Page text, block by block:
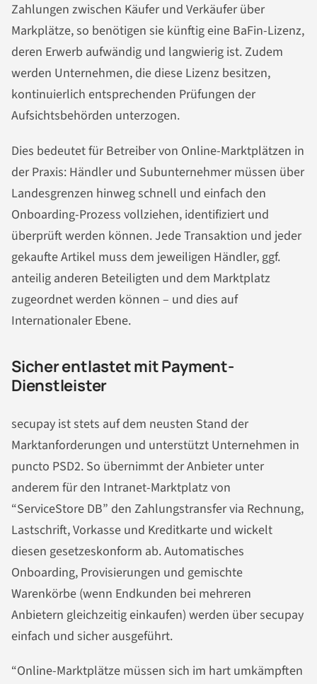
Zahlungen zwischen Käufer und Verkäufer über
Markplätze, so benötigen sie künftig eine BaFin-Lizenz,
deren Erwerb aufwändig und langwierig ist. Zudem
werden Unternehmen, die diese Lizenz besitzen,
kontinuierlich entsprechenden Prüfungen der
Aufsichtsbehörden unterzogen.
Dies bedeutet für Betreiber von Online-Marktplätzen in
der Praxis: Händler und Subunternehmer müssen über
Landesgrenzen hinweg schnell und einfach den
Onboarding-Prozess vollziehen, identifiziert und
überprüft werden können. Jede Transaktion und jeder
gekaufte Artikel muss dem jeweiligen Händler, ggf.
anteilig anderen Beteiligten und dem Marktplatz
zugeordnet werden können – und dies auf
Internationaler Ebene.
Sicher entlastet mit Payment-
Dienstleister
secupay ist stets auf dem neusten Stand der
Marktanforderungen und unterstützt Unternehmen in
puncto PSD2. So übernimmt der Anbieter unter
anderem für den Intranet-Marktplatz von
“ServiceStore DB” den Zahlungstransfer via Rechnung,
Lastschrift, Vorkasse und Kreditkarte und wickelt
diesen gesetzeskonform ab. Automatisches
Onboarding, Provisierungen und gemischte
Warenkörbe (wenn Endkunden bei mehreren
Anbietern gleichzeitig einkaufen) werden über secupay
einfach und sicher ausgeführt.
“Online-Marktplätze müssen sich im hart umkämpften